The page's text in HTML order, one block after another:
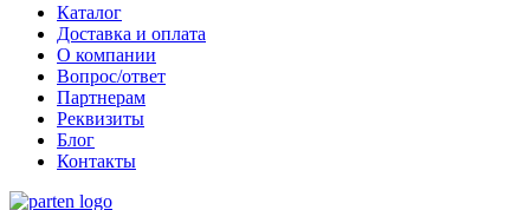
Каталог
Доставка и оплата
О компании
Вопрос/ответ
Партнерам
Реквизиты
Блог
Контакты